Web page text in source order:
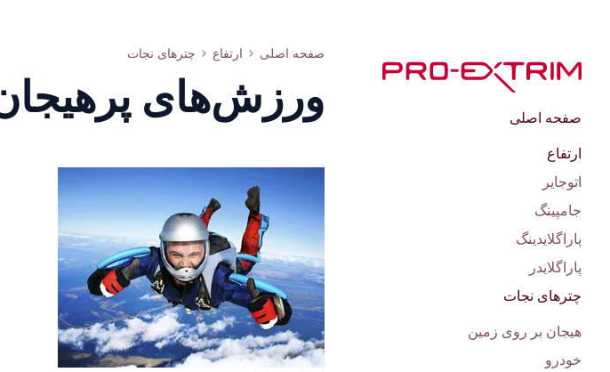
صفحه اصلی
ارتفاع
اتوجایر
جامپینگ
پاراگلایدینگ
پاراگلایدر
چترهای نجات
هیجان بر روی زمین
خودرو
صفحه اصلی ارتفاع چترهای نجات بررسی یکی از انواع پرش با چتر - اسکای‌دایوینگ
ورزش‌های